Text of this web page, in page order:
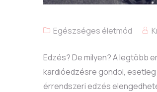
Egészséges életmód
Edzés? De milyen? A legtöbb
kardióedzésre gondol,
érrendszeri edzés